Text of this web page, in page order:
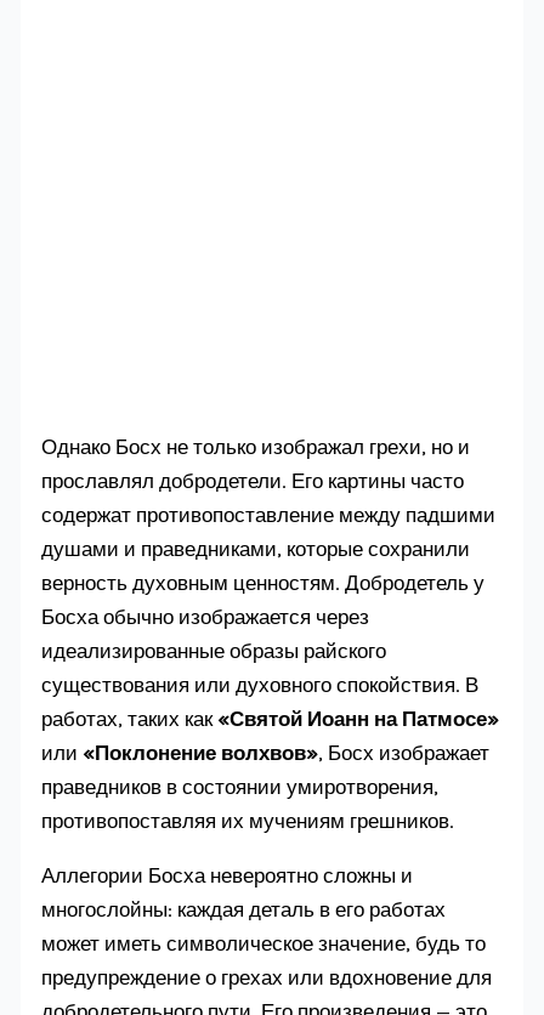
Однако Босх не только изображал грехи, но и
прославлял добродетели. Его картины часто
содержат противопоставление между падшими
душами и праведниками, которые сохранили
верность духовным ценностям. Добродетель у
Босха обычно изображается через
идеализированные образы райского
существования или духовного спокойствия. В
работах, таких как «Святой Иоанн на Патмосе»
или «Поклонение волхвов», Босх изображает
праведников в состоянии умиротворения,
противопоставляя их мучениям грешников.
Аллегории Босха невероятно сложны и
многослойны: каждая деталь в его работах
может иметь символическое значение, будь то
предупреждение о грехах или вдохновение для